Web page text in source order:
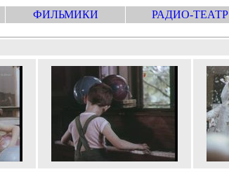
ФИЛЬМИКИ РАДИО-ТЕАТР